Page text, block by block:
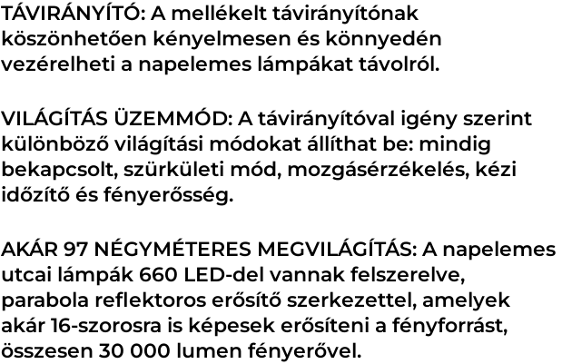
TÁVIRÁNYÍTÓ: A mellékelt távirányítónak
köszönhetően kényelmesen és könnyedén
vezérelheti a napelemes lámpákat távolról.
VILÁGÍTÁS ÜZEMMÓD: A távirányítóval igény szerint
különböző világítási módokat állíthat be: mindig
bekapcsolt, szürkületi mód, mozgásérzékelés, kézi
időzítő és fényerősség.
AKÁR 97 NÉGYMÉTERES MEGVILÁGÍTÁS: A napelemes
utcai lámpák 660 LED-del vannak felszerelve,
parabola reflektoros erősítő szerkezettel, amelyek
akár 16-szorosra is képesek erősíteni a fényforrást,
összesen 30 000 lumen fényerővel.